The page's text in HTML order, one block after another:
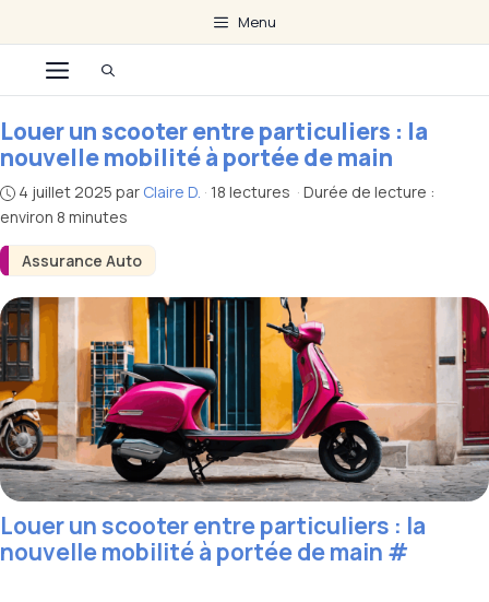
au
contenu
Menu
Menu
Assurance Auto
Louer un scooter entre particuliers : la
nouvelle mobilité à portée de main
4 juillet 2025 par Claire D. · 18 lectures · Durée de lecture :
environ 8 minutes
Louer un scooter entre particuliers : la
nouvelle mobilité à portée de main #